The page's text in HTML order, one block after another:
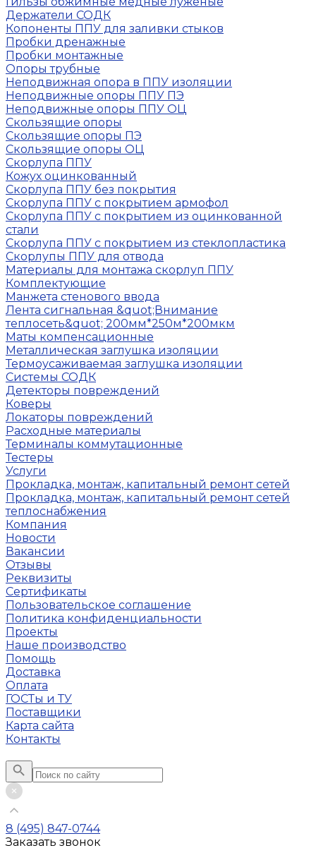
Держатели СОДК
Копоненты ППУ для заливки стыков
Пробки дренажные
Пробки монтажные
Опоры трубные
Неподвижная опора в ППУ изоляции
Неподвижные опоры ППУ ПЭ
Неподвижные опоры ППУ ОЦ
Скользящие опоры
Скользящие опоры ПЭ
Скользящие опоры ОЦ
Скорлупа ППУ
Кожух оцинкованный
Скорлупа ППУ без покрытия
Скорлупа ППУ с покрытием армофол
Скорлупа ППУ с покрытием из оцинкованной
стали
Скорлупа ППУ с покрытием из стеклопластика
Скорлупы ППУ для отвода
Материалы для монтажа скорлуп ППУ
Комплектующие
Манжета стенового ввода
Лента сигнальная &quot;Внимание
теплосеть&quot; 200мм*250м*200мкм
Маты компенсационные
Металлическая заглушка изоляции
Термоусаживаемая заглушка изоляции
Системы СОДК
Детекторы повреждений
Коверы
Локаторы повреждений
Расходные материалы
Терминалы коммутационные
Тестеры
Услуги
Прокладка, монтаж, капитальный ремонт сетей
Прокладка, монтаж, капитальный ремонт сетей
теплоснабжения
Компания
Новости
Вакансии
Отзывы
Реквизиты
Сертификаты
Пользовательское соглашение
Политика конфиденциальности
Проекты
Наше производство
Помощь
Доставка
Оплата
ГОСТы и ТУ
Поставщики
Карта сайта
Контакты
8 (495) 847-0744
Заказать звонок